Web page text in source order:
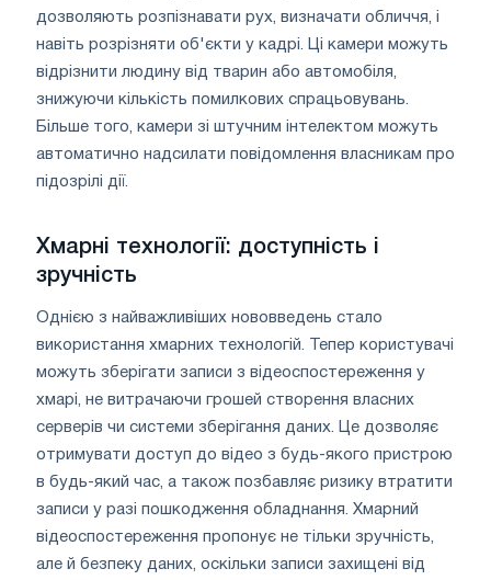
дозволяють розпізнавати рух, визначати обличчя, і
навіть розрізняти об'єкти у кадрі. Ці камери можуть
відрізнити людину від тварин або автомобіля,
знижуючи кількість помилкових спрацьовувань.
Більше того, камери зі штучним інтелектом можуть
автоматично надсилати повідомлення власникам про
підозрілі дії.
Хмарні технології: доступність і
зручність
Однією з найважливіших нововведень стало
використання хмарних технологій. Тепер користувачі
можуть зберігати записи з відеоспостереження у
хмарі, не витрачаючи грошей створення власних
серверів чи системи зберігання даних. Це дозволяє
отримувати доступ до відео з будь-якого пристрою
в будь-який час, а також позбавляє ризику втратити
записи у разі пошкодження обладнання. Хмарний
відеоспостереження пропонує не тільки зручність,
але й безпеку даних, оскільки записи захищені від